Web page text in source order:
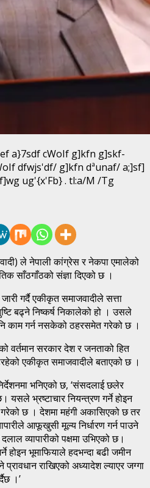
a}7sdf cWoIf g]kfn g]skf-
dfwjs'df/ g]kfn dªunaf/ a;]sf]
ug'{x'Fb} . tl:a/M /Tg
ले नेपाली कांग्रेस र नेकपा एमालेको
साँठगाँठको संज्ञा दिएको छ ।
जारी गर्दै एकीकृत समाजवादीले सत्ता
बढ्ने निष्कर्ष निकालेको हो । उसले
काम गर्न नसकेको ठहरसमेत गरेको छ ।
वर्तमान सरकार देश र जनताको हित
एकीकृत समाजवादीले बताएको छ ।
भनिएको छ, ‘संसदलाई छलेर
यसले भ्रष्टाचार नियन्त्रण गर्ने होइन
गरेको छ । देशमा महंगी अकासिएको छ तर
आफूखुसी मूल्य निर्धारण गर्न पाउने
व्यापारीको पक्षमा उभिएको छ।
होइन भूमाफियाले हदभन्दा बढी जमीन
राखिएको अध्यादेश ल्याएर जग्गा
।’